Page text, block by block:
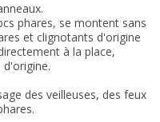
.
phares, se montent sans
et clignotants d'origine
à la place,
des veilleuses, des feux